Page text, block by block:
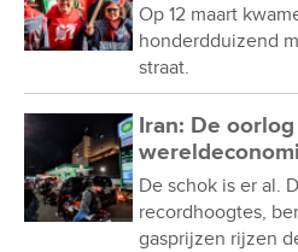
Op 12 maart
honderdduizend
straat.
Iran: De
De schok is er al.
recordhoogtes,
gasprijzen rijzen